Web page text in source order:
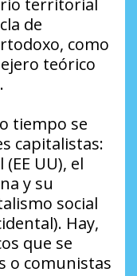
territorial
de
como
teórico
tiempo se
capitalistas:
UU), el
y su
social
Hay,
que se
o comunistas